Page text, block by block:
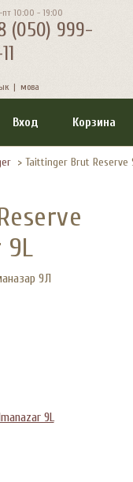
пт 10:00 - 19:00
(050) 999-
| мова
Вход Корзина
> Taittinger Brut Reserve
9L
9Л